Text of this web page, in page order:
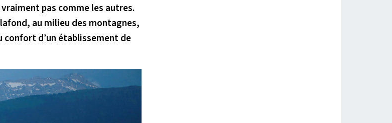
pas comme les autres.
au milieu des montagnes,
d’un établissement de